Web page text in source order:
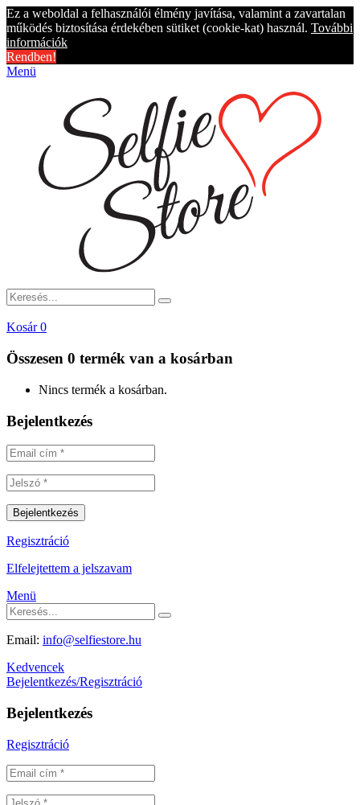
Ez a weboldal a felhasználói élmény javítása, valamint a zavartalan
működés biztosítása érdekében sütiket (cookie-kat) használ. További
információk
Rendben!
Menü
Kosár 0
Összesen 0 termék van a kosárban
Nincs termék a kosárban.
Bejelentkezés
Regisztráció
Elfelejtettem a jelszavam
Menü
Email: info@selfiestore.hu
Kedvencek
Bejelentkezés/Regisztráció
Bejelentkezés
Regisztráció